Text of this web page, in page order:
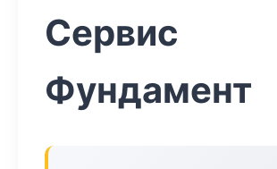
Сервис
Фундамент